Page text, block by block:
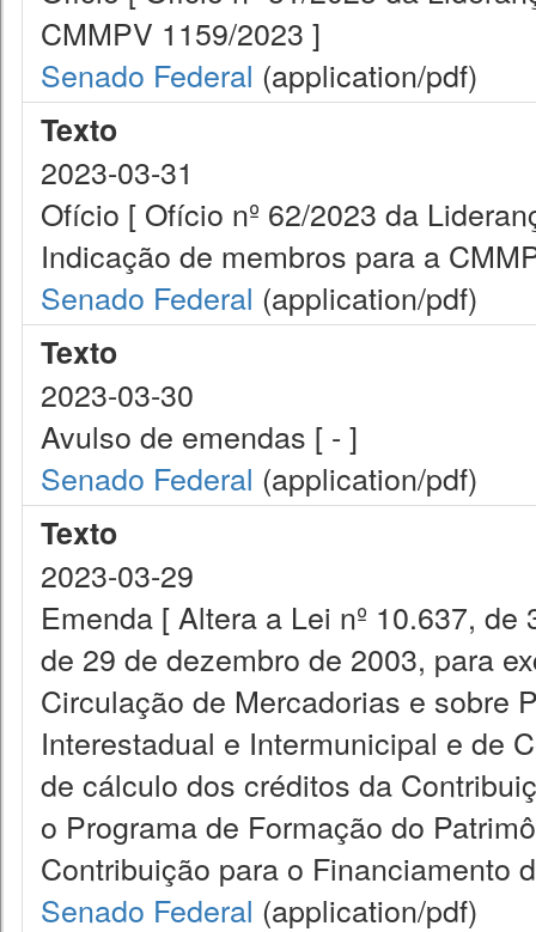
CMMPV 1159/2023 ]
Senado Federal (application/pdf)
Texto
2023-03-31
Ofício [ Ofício nº 62/2023 da
Indicação de membros para a
Senado Federal (application/pdf)
Texto
2023-03-30
Avulso de emendas [ - ]
Senado Federal (application/pdf)
Texto
2023-03-29
Emenda [ Altera a Lei nº 10.637,
de 29 de dezembro de 2003, para
Circulação de Mercadorias e sobre
Interestadual e Intermunicipal e de
de cálculo dos créditos da
o Programa de Formação do
Contribuição para o Financiamento
Senado Federal (application/pdf)